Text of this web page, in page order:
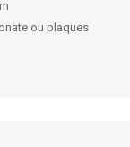
ou plaques